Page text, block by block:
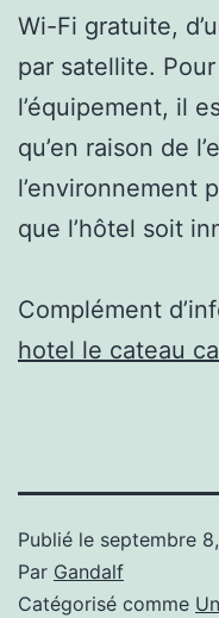
Wi-Fi gratuite,
par satellite.
l’équipement, il
qu’en raison de
l’environnement
que l’hôtel soit
Complément
hotel le cateau
Publié le septembre
Par Gandalf
Catégorisé comme